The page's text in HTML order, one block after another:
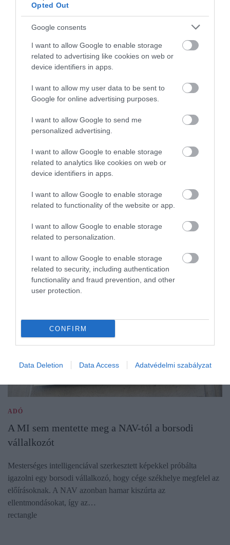
Opted Out
Google consents
I want to allow Google to enable storage
related to advertising like cookies on web or
device identifiers in apps.
I want to allow my user data to be sent to
Google for online advertising purposes.
I want to allow Google to send me
personalized advertising.
I want to allow Google to enable storage
related to analytics like cookies on web or
device identifiers in apps.
I want to allow Google to enable storage
related to functionality of the website or app.
I want to allow Google to enable storage
related to personalization.
I want to allow Google to enable storage
related to security, including authentication
functionality and fraud prevention, and other
user protection.
CONFIRM
Data Deletion Data Access Adatvédelmi szabályzat
INGATLANPIAC
A lakáskeresők nyerhetnek a változó piacon
Lassulás jelei látszanak a magyar ingatlanpiacon. A befektetési
célú vásárlások visszaestek, az Otthon Start kezdeti lendülete is
mérséklődik, miközben egyre több eladó kényszerülhet engedni
ADÓ
A MI sem mentette meg a NAV-tól a borsodi
vállalkozót
Mesterséges intelligenciával szerkesztett képekkel próbálta
igazolni egy borsodi vállalkozó, hogy cége székhelye megfelel az
előírásoknak. A NAV azonban hamar kiszúrta az
ellentmondásokat, így az…
rectangle